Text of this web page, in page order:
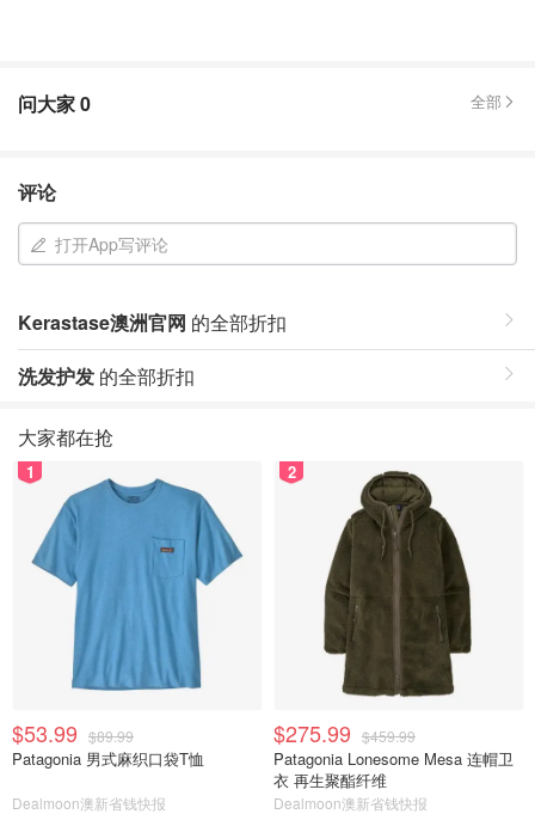
问大家0 全部
评论
打开App写评论
Kerastase澳洲官网 的全部折扣
洗发护发 的全部折扣
大家都在抢
1
$53.99 $89.99
Patagonia 男式麻织口袋T恤
Dealmoon澳新省钱快报
2
$275.99 $459.99
Patagonia Lonesome Mesa 连帽卫
衣 再生聚酯纤维
Dealmoon澳新省钱快报